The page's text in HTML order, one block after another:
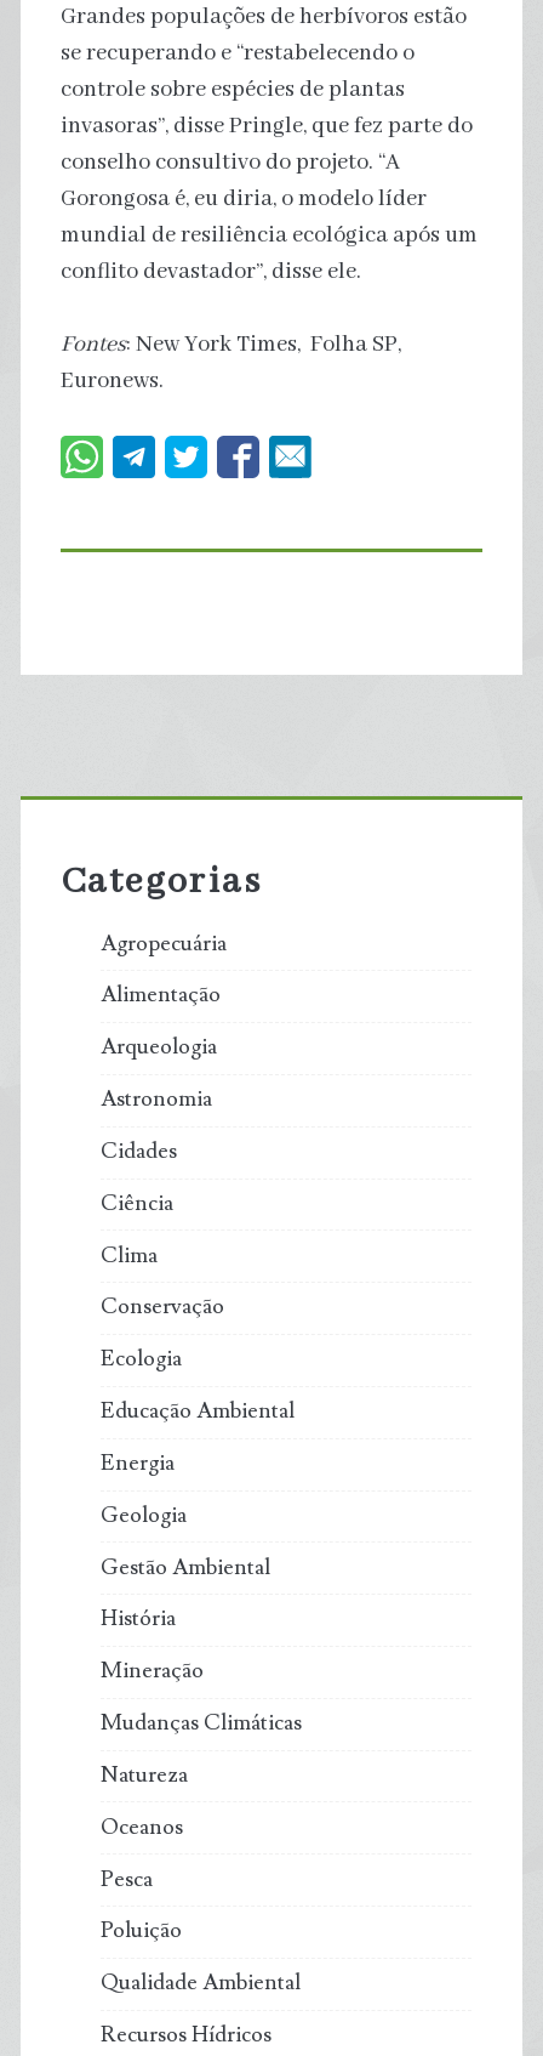
Grandes populações de herbívoros estão
se recuperando e “restabelecendo o
controle sobre espécies de plantas
invasoras”, disse Pringle, que fez parte do
conselho consultivo do projeto. “A
Gorongosa é, eu diria, o modelo líder
mundial de resiliência ecológica após um
conflito devastador”, disse ele.
Fontes: New York Times, Folha SP,
Euronews.
Primary
Sidebar
Categorias
Agropecuária
Alimentação
Arqueologia
Astronomia
Cidades
Ciência
Clima
Conservação
Ecologia
Educação Ambiental
Energia
Geologia
Gestão Ambiental
História
Mineração
Mudanças Climáticas
Natureza
Oceanos
Pesca
Poluição
Qualidade Ambiental
Recursos Hídricos